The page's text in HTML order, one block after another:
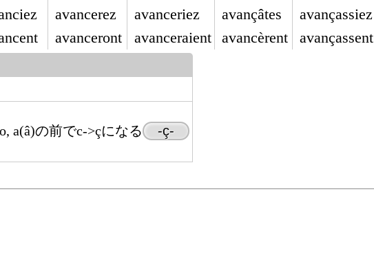
avancerez
avanceront
avanceriez
avanceraient
avançâtes
avancèrent
avançassiez
avançassent
a(â)の前でc->çになる
-ç-